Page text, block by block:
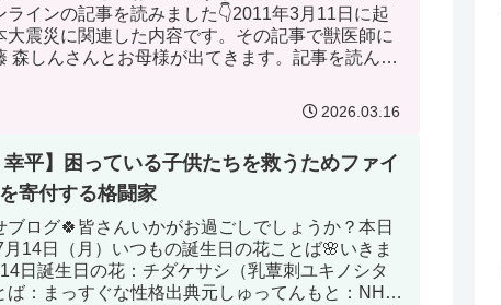
ラインの記事を読みました👇2011年3月11日に起
大震災に関連した内容です。その記事で獣医師に
森しんさんとお母様が出てきます。記事を読んで
2026.03.16
幸平】困っている子供たちを救うためファイ
寄付する格闘家
ブログ🍀皆さんいかがお過ごしでしょうか？本日
14日（月）いつもの誕生日の花ことば🌸いきま
日誕生日の花：チダケサシ（乳蕈刺ユキノシタ
ば：まっすぐな性格出典元しゅってんもと：NHK